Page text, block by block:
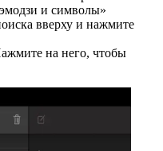
и символы»
вверху и нажмите
на него, чтобы